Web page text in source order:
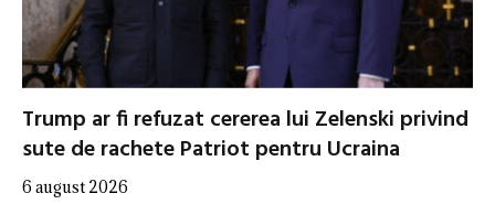
Trump ar fi refuzat cererea lui Zelenski privind
sute de rachete Patriot pentru Ucraina
6 august 2026